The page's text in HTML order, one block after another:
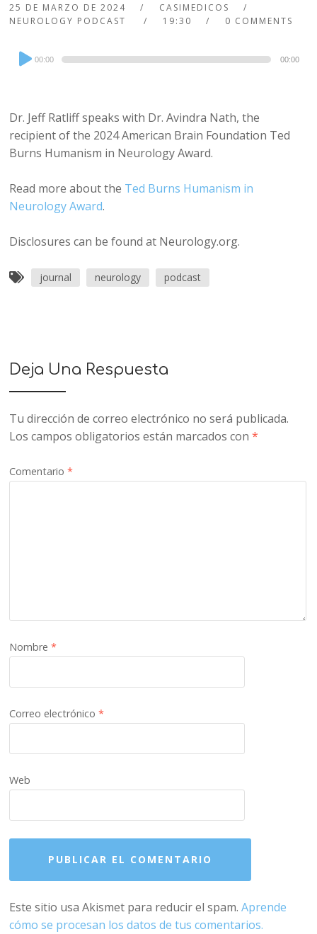
25 DE MARZO DE 2024
CASIMEDICOS
NEUROLOGY PODCAST
19:30 0 COMMENTS
Audio
Player
00:00 00:00
Dr. Jeff Ratliff speaks with Dr. Avindra Nath, the
recipient of the 2024 American Brain Foundation Ted
Burns Humanism in Neurology Award.
Read more about the Ted Burns Humanism in
Neurology Award.
Disclosures can be found at Neurology.org.
journal neurology podcast
Deja Una Respuesta
Tu dirección de correo electrónico no será publicada.
Los campos obligatorios están marcados con*
Comentario*
Nombre*
Correo electrónico*
Web
Este sitio usa Akismet para reducir el spam.Aprende
cómo se procesan los datos de tus comentarios.